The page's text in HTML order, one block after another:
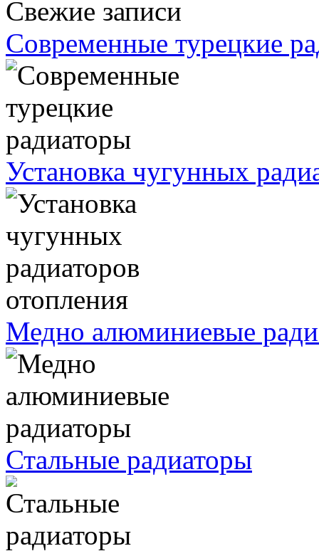
Свежие записи
Современные турецкие
Установка чугунных
Медно алюминиевые
Стальные радиаторы